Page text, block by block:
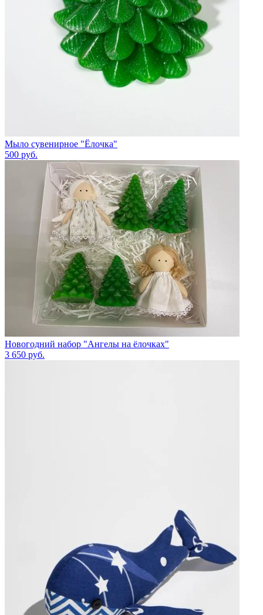
Мыло сувенирное "Ёлочка"
500 руб.
Новогодний набор "Ангелы на ёлочках"
3 650 руб.